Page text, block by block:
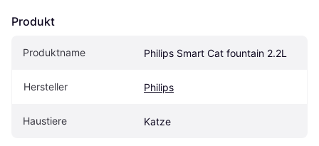
Produkt
Produktname Philips Smart Cat fountain 2.2L
Hersteller Philips
Haustiere Katze